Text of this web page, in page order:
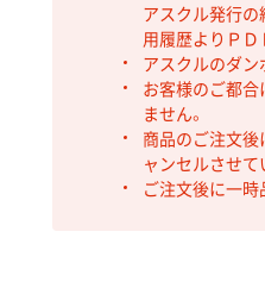
アスクル発行の
用履歴よりＰＤ
アスクルのダン
お客様のご都合
ません。
商品のご注文後
ャンセルさせて
ご注文後に一時